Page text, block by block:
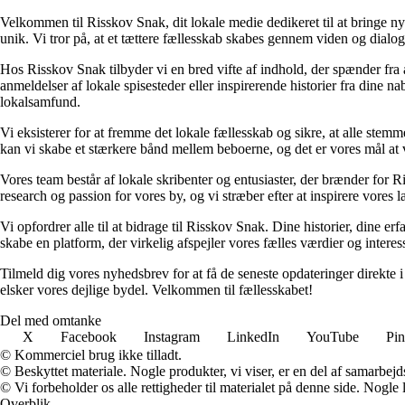
Velkommen til Risskov Snak, dit lokale medie dedikeret til at bringe
unik. Vi tror på, at et tættere fællesskab skabes gennem viden og
Hos Risskov Snak tilbyder vi en bred vifte af indhold, der spænder
anmeldelser af lokale spisesteder eller inspirerende historier fra dine
lokalsamfund.
Vi eksisterer for at fremme det lokale fællesskab og sikre, at alle
kan vi skabe et stærkere bånd mellem beboerne, og det er vores mål
Vores team består af lokale skribenter og entusiaster, der brænder for
research og passion for vores by, og vi stræber efter at inspirere
Vi opfordrer alle til at bidrage til Risskov Snak. Dine historier, dine
skabe en platform, der virkelig afspejler vores fælles værdier og
Tilmeld dig vores nyhedsbrev for at få de seneste opdateringer
elsker vores dejlige bydel. Velkommen til fællesskabet!
Del med omtanke
X
Facebook Instagram LinkedIn YouTube
© Kommerciel brug ikke tilladt.
© Beskyttet materiale. Nogle produkter, vi viser, er en del af
© Vi forbeholder os alle rettigheder til materialet på denne side.